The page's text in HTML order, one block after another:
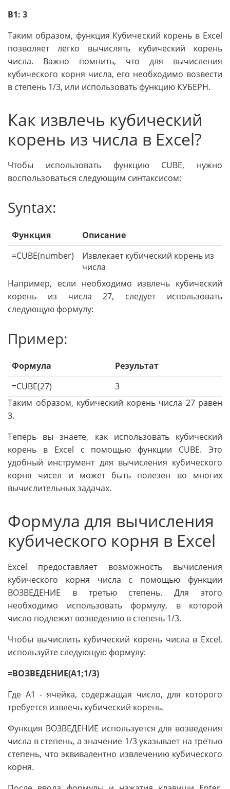
B1: 3
Таким образом, функция Кубический корень в Excel
позволяет легко вычислять кубический корень
числа. Важно помнить, что для вычисления
кубического корня числа, его необходимо возвести
в степень 1/3, или использовать функцию КУБЕРН.
Как извлечь кубический
корень из числа в Excel?
Чтобы использовать функцию CUBE, нужно
воспользоваться следующим синтаксисом:
Syntax:
Функция
Описание
=CUBE(number)
Извлекает кубический корень из
числа
Например, если необходимо извлечь кубический
корень из числа 27, следует использовать
следующую формулу:
Пример:
Формула
Результат
=CUBE(27)
3
Таким образом, кубический корень числа 27 равен
3.
Теперь вы знаете, как использовать кубический
корень в Excel с помощью функции CUBE. Это
удобный инструмент для вычисления кубического
корня чисел и может быть полезен во многих
вычислительных задачах.
Формула для вычисления
кубического корня в Excel
Excel предоставляет возможность вычисления
кубического корня числа с помощью функции
ВОЗВЕДЕНИЕ в третью степень. Для этого
необходимо использовать формулу, в которой
число подлежит возведению в степень 1/3.
Чтобы вычислить кубический корень числа в Excel,
используйте следующую формулу:
=ВОЗВЕДЕНИЕ(A1;1/3)
Где A1 - ячейка, содержащая число, для которого
требуется извлечь кубический корень.
Функция ВОЗВЕДЕНИЕ используется для возведения
числа в степень, а значение 1/3 указывает на третью
степень, что эквивалентно извлечению кубического
корня.